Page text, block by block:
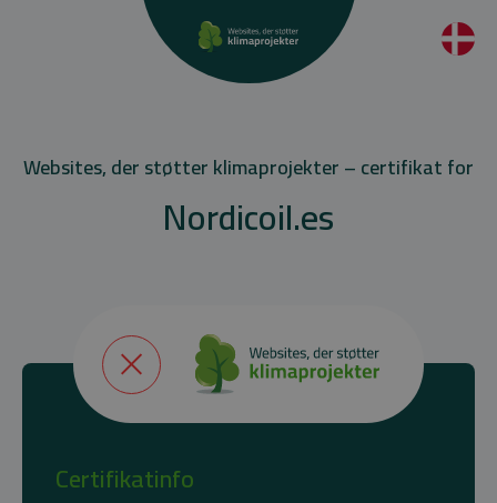
Websites, der støtter klimaprojekter – certifikat for
Nordicoil.es
Certifikatinfo